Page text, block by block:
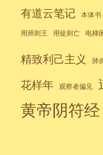
有道云笔记 本体书
用师则王 用徒则亡 电梯
精致利己主义 肺
花样年 观察者偏见
黄帝阴符经